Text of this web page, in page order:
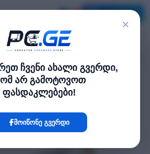
×
ჩვენი ახალი გვერდი,
არ გამოტოვოთ
ფასდაკლებები!
მოიწონე გვერდი